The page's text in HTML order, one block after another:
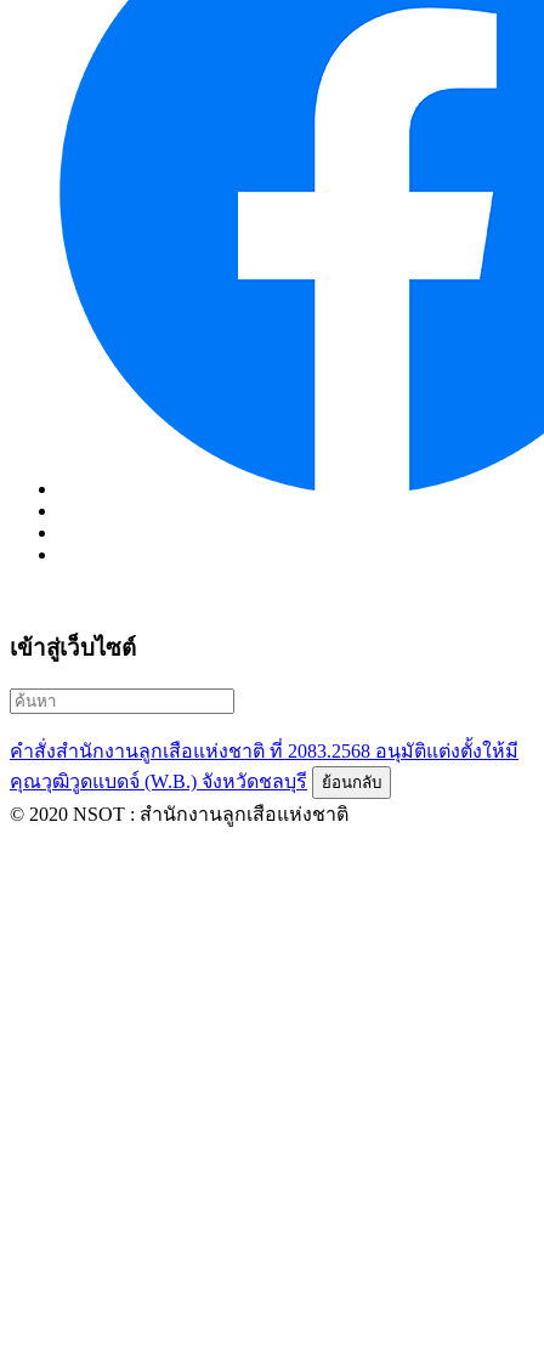
เข้าสู่เว็บไซต์
คำสั่งสำนักงานลูกเสือแห่งชาติ ที่ 2083.2568 อนุมัติแต่งตั้งให้มี
คุณวุฒิวูดแบดจ์ (W.B.) จังหวัดชลบุรี
© 2020 NSOT : สำนักงานลูกเสือแห่งชาติ